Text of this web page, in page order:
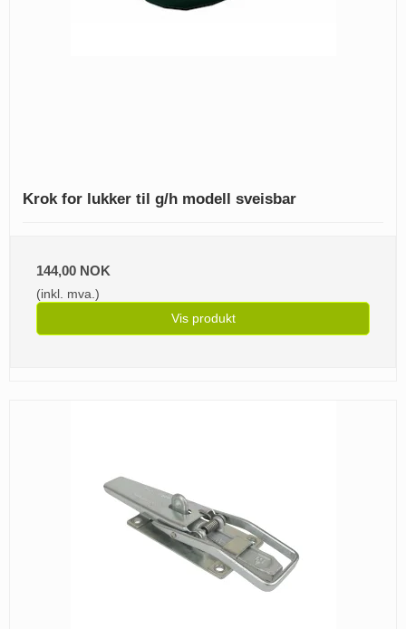
Krok for lukker til g/h modell sveisbar
144,00 NOK
(inkl. mva.)
Vis produkt